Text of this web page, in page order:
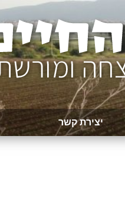
יצירת קשר